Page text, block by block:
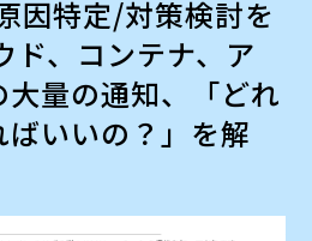
因特定/対策検討を
ド、コンテナ、ア
量の通知、「どれ
いいの？」を解